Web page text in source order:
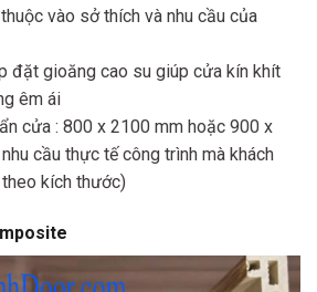
vào sở thích và nhu cầu của
đặt gioăng cao su giúp cửa kín khít
êm ái
cửa : 800 x 2100 mm hoặc 900 x
cầu thực tế công trình mà khách
kích thước)